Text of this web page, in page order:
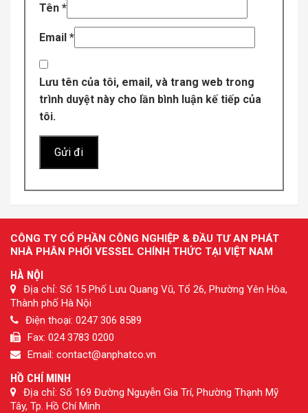
Tên *
Email *
Lưu tên của tôi, email, và trang web trong
trình duyệt này cho lần bình luận kế tiếp của
tôi.
CÔNG TY CỔ PHẦN CÔNG NGHIỆP & ĐẦU TƯ AN PHÁT
NHÀ PHÂN PHỐI VESSEL CHÍNH THỨC TẠI VIỆT NAM
HÀ NỘI
Địa chỉ: Số 15 Phố Lưu Quang Vũ, Tổ 26, Phường Yên Hòa,
Thành phố Hà Nội
Điện thoại: 0247 306 8589
Fax: 024 3783 0200
Email: contact@anphatco.vn
HỒ CHÍ MINH
Địa chỉ: Số 169 Đường Nguyễn Gia Trí, Phường Thạnh Mỹ
Tây, Tp. Hồ Chí Minh